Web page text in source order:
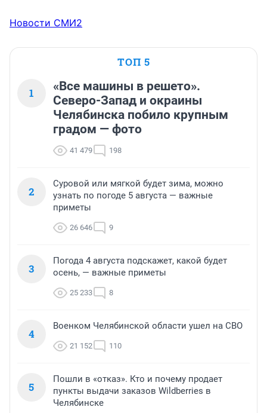
Новости СМИ2
ТОП 5
1
«Все машины в решето».
Северо-Запад и окраины
Челябинска побило крупным
градом — фото
41 479 198
2
Суровой или мягкой будет зима, можно
узнать по погоде 5 августа — важные
приметы
26 646 9
3
Погода 4 августа подскажет, какой будет
осень, — важные приметы
25 233 8
4
Военком Челябинской области ушел на СВО
21 152 110
5
Пошли в «отказ». Кто и почему продает
пункты выдачи заказов Wildberries в
Челябинске